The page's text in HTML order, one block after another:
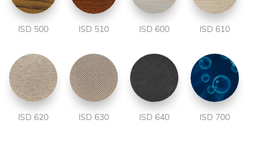
ISD 500 ISD 510 ISD 600 ISD 610
ISD 620 ISD 630 ISD 640 ISD 700